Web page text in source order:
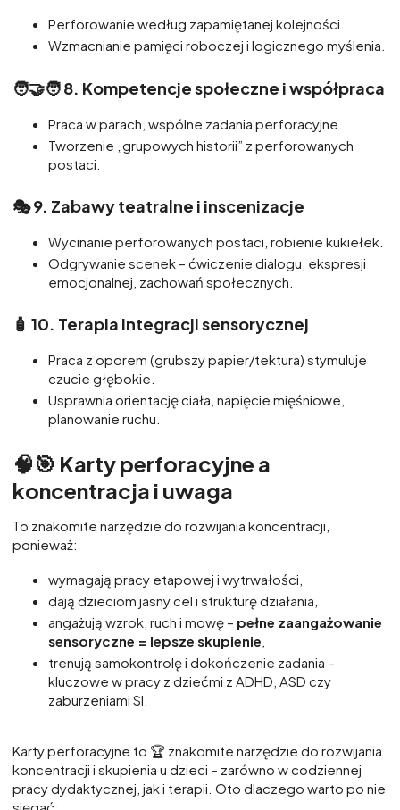
Perforowanie według zapamiętanej kolejności.
Wzmacnianie pamięci roboczej i logicznego myślenia.
🧑‍🤝‍🧑 8. Kompetencje społeczne i współpraca
Praca w parach, wspólne zadania perforacyjne.
Tworzenie „grupowych historii” z perforowanych
postaci.
🎭 9. Zabawy teatralne i inscenizacje
Wycinanie perforowanych postaci, robienie kukiełek.
Odgrywanie scenek – ćwiczenie dialogu, ekspresji
emocjonalnej, zachowań społecznych.
🧴 10. Terapia integracji sensorycznej
Praca z oporem (grubszy papier/tektura) stymuluje
czucie głębokie.
Usprawnia orientację ciała, napięcie mięśniowe,
planowanie ruchu.
🧠🎯 Karty perforacyjne a
koncentracja i uwaga
To znakomite narzędzie do rozwijania koncentracji,
ponieważ:
wymagają pracy etapowej i wytrwałości,
dają dzieciom jasny cel i strukturę działania,
angażują wzrok, ruch i mowę – pełne zaangażowanie
sensoryczne = lepsze skupienie
trenują samokontrolę i dokończenie zadania –
kluczowe w pracy z dziećmi z ADHD, ASD czy
zaburzeniami SI.
Karty perforacyjne to 🏆 znakomite narzędzie do rozwijania
koncentracji i skupienia u dzieci – zarówno w codziennej
pracy dydaktycznej, jak i terapii. Oto dlaczego warto po nie